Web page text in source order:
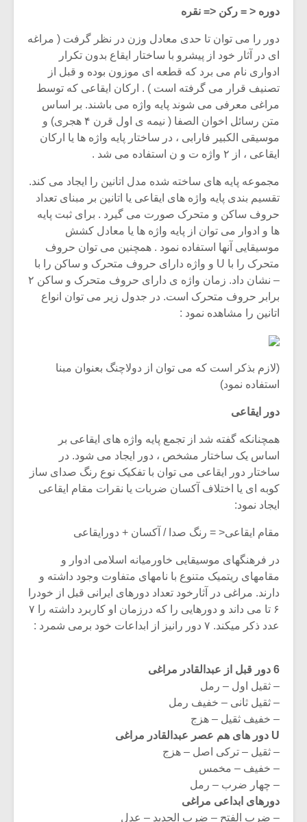
دوره < = رکن <= نقره
دور را می توان تا حدی معادل وزن در نظر گرفت ( مراغه
ای در آثار خود از پیشرو با ساختار ایقاع بدون تکرار
ادواری نام می برد که قطعه ای موزون بوده و قبل از
تصنیف قرار می گرفته است ) . ارکان ایقاعی که توسط
مراغی معرفی می شوند پایه واژه می باشند. بر اساس
متن رسائل اخوان الصفا ( نیمه ی اول قرن ۴ هجری) و
موسیقی الکبیر فارابی ، در ساختار پایه واژه ها یا ارکان
ایقاعی ، از ۲ واژه ت و ن استفاده می شد .
مجموعه پایه های ساخته شده مدل اتانین را ایجاد می کند.
تقسیم بندی پایه واژه های ایقاعی یا اتانین بر مبنای تعداد
حروف ساکن و متحرک صورت می گیرد . برای ثبت پایه
ها و ادوار می توان از پایه واژه ها یا معادل کشش
موسیقایی آنها استفاده نمود . همچنین می توان حروف
متحرک را با U و واژه دارای حروف متحرک و ساکن را با
– نشان داد. زمان واژه ی دارای حروف متحرک و ساکن ۲
برابر حروف متحرک است. در جدول زیر می توان انواع
اتانین را مشاهده نمود :
(لازم بذکر است که می توان از دولاچنگ بعنوان مبنا
استفاده نمود)
دور ایقاعی
همچنانکه گفته شد از تجمع پایه واژه های ایقاعی بر
اساس یک ساختار مشخص ، دور ایجاد می شود. در
ساختار دور ایقاعی می توان با تفکیک نوع رنگ صدای ساز
کوبه ای یا اختلاف آکسان ضربات یا نقرات مقام ایقاعی
ایجاد نمود:
مقام ایقاعی< = رنگ صدا / آکسان + دورایقاعی
در فرهنگهای موسیقایی خاورمیانه اسلامی ادوار و
مقامهای ریتمیک متنوع با نامهای متفاوت وجود داشته و
دارند. مراغی در آثارخود تعداد دورهای ایرانی قبل از خودرا
۶ تا می داند و دورهایی را که درزمان او کاربرد داشته را ۷
عدد ذکر میکند. ۷ دور رانیز از ابداعات خود برمی شمرد :
6 دور قبل از عبدالقادر مراغی
– ثقیل اول – رمل
– ثقیل ثانی – خفیف رمل
– خفیف ثقیل – هزج
U دور های هم عصر عبدالقادر مراغی
– ثقیل – ترکی اصل – هزج
– خفیف – مخمس
– چهار ضرب – رمل
دورهای ابداعی مراغی
– ضرب الفتح – ضرب الجدید – عدل